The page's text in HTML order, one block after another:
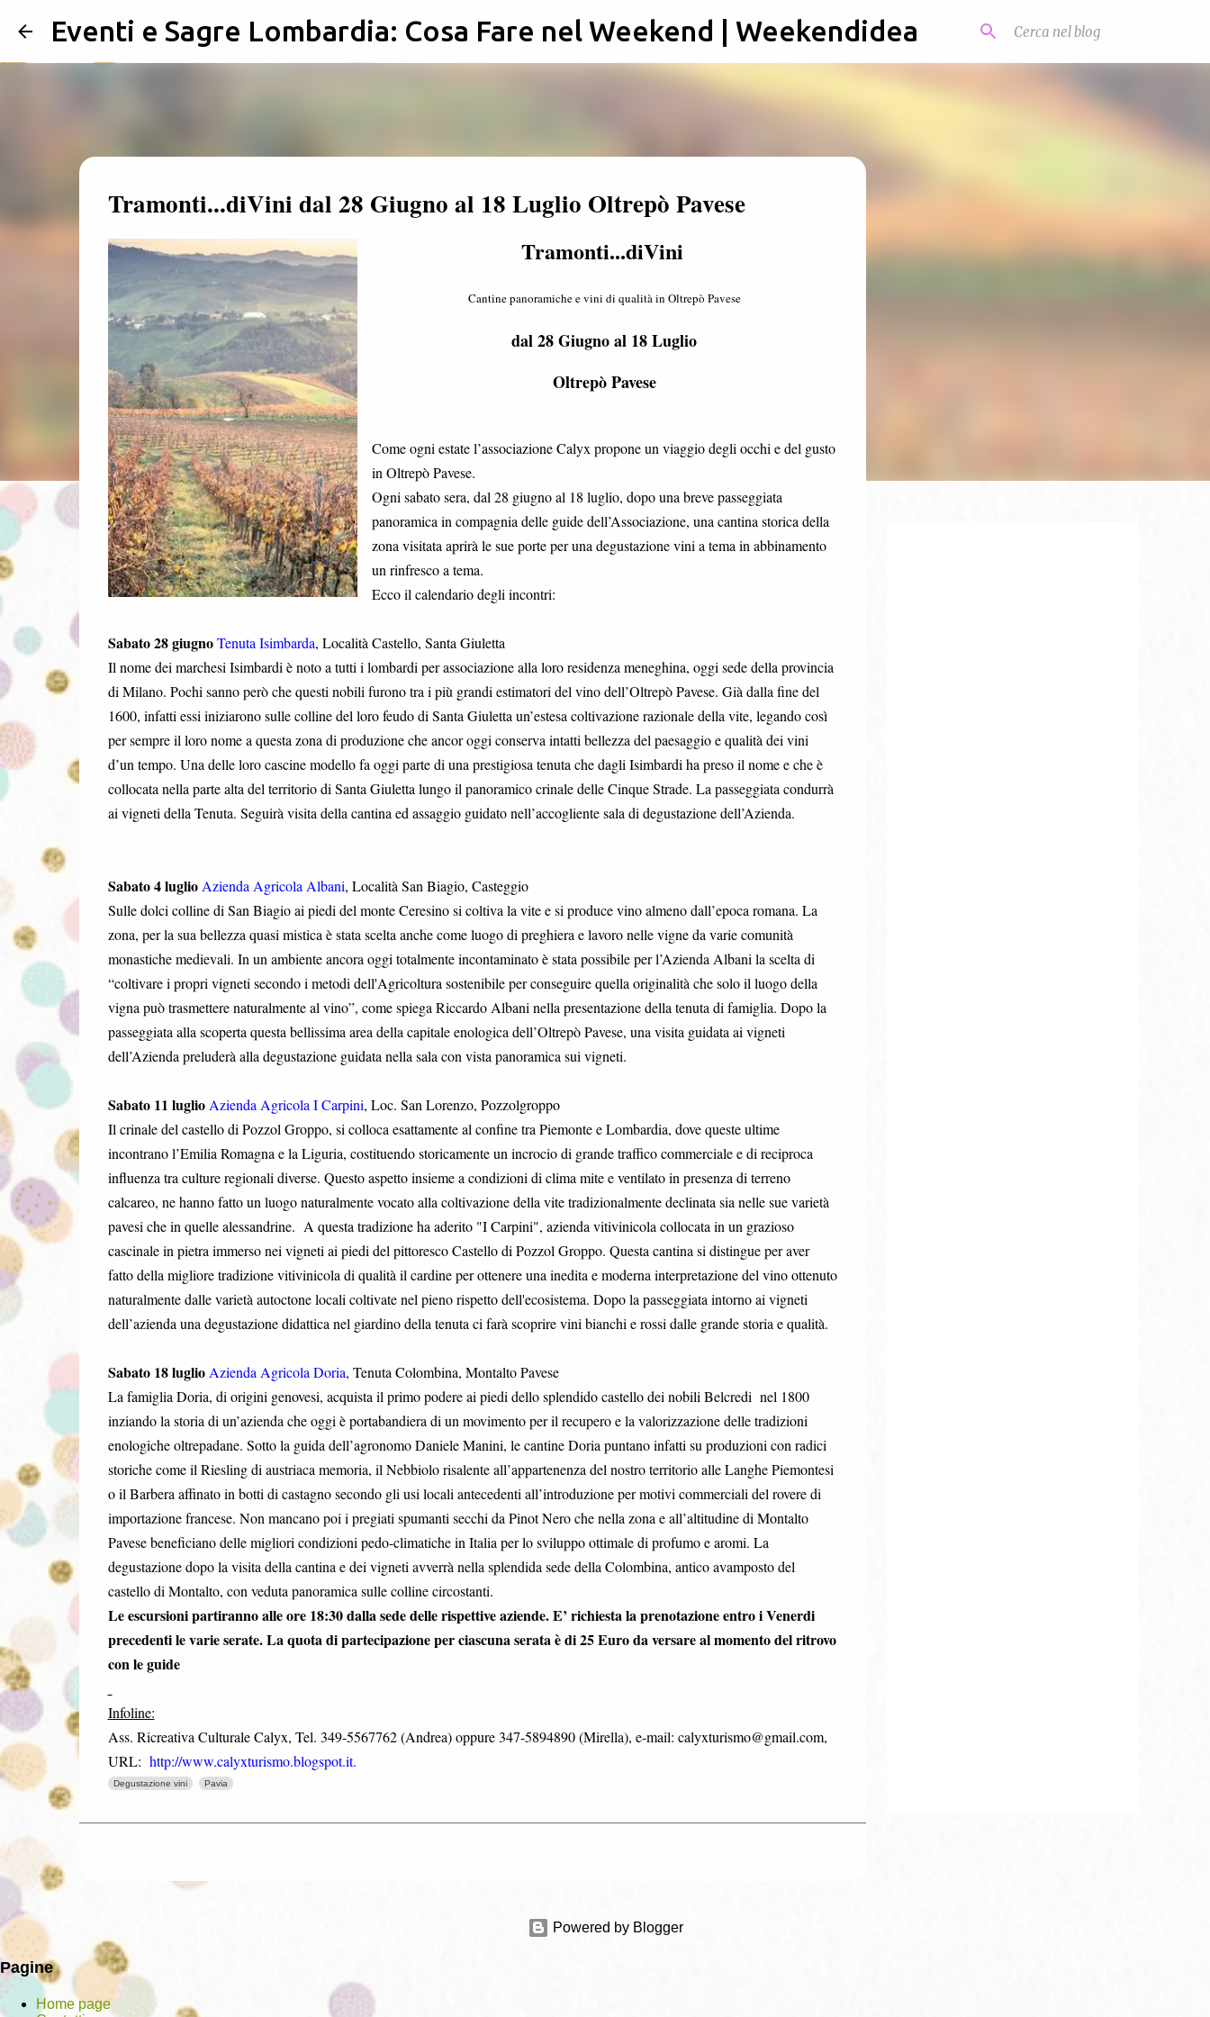
Passa ai contenuti principali
Eventi e Sagre Lombardia: Cosa Fare nel Weekend | Weekendidea
Tramonti...diVini dal 28 Giugno al 18 Luglio Oltrepò Pavese
Tramonti...diVini
Cantine panoramiche e vini di qualità in Oltrepò Pavese
dal 28 Giugno al 18 Luglio
Oltrepò Pavese
Come ogni estate l’associazione Calyx propone un viaggio degli occhi e del gusto
in Oltrepò Pavese.
Ogni sabato sera, dal 28 giugno al 18 luglio, dopo una breve passeggiata
panoramica in compagnia delle guide dell’Associazione, una cantina storica della
zona visitata aprirà le sue porte per una degustazione vini a tema in abbinamento
un rinfresco a tema.
Ecco il calendario degli incontri:
Sabato 28 giugnoTenuta Isimbarda, Località Castello, Santa Giuletta
Il nome dei marchesi Isimbardi è noto a tutti i lombardi per associazione alla loro residenza meneghina, oggi sede della provincia
di Milano. Pochi sanno però che questi nobili furono tra i più grandi estimatori del vino dell’Oltrepò Pavese. Già dalla fine del
1600, infatti essi iniziarono sulle colline del loro feudo di Santa Giuletta un’estesa coltivazione razionale della vite, legando così
per sempre il loro nome a questa zona di produzione che ancor oggi conserva intatti bellezza del paesaggio e qualità dei vini
d’un tempo. Una delle loro cascine modello fa oggi parte di una prestigiosa tenuta che dagli Isimbardi ha preso il nome e che è
collocata nella parte alta del territorio di Santa Giuletta lungo il panoramico crinale delle Cinque Strade. La passeggiata condurrà
ai vigneti della Tenuta. Seguirà visita della cantina ed assaggio guidato nell’accogliente sala di degustazione dell’Azienda.
Sabato 4 luglio Azienda Agricola Albani, Località San Biagio, Casteggio
Sulle dolci colline di San Biagio ai piedi del monte Ceresino si coltiva la vite e si produce vino almeno dall’epoca romana. La
zona, per la sua bellezza quasi mistica è stata scelta anche come luogo di preghiera e lavoro nelle vigne da varie comunità
monastiche medievali. In un ambiente ancora oggi totalmente incontaminato è stata possibile per l’Azienda Albani la scelta di
“coltivare i propri vigneti secondo i metodi dell'Agricoltura sostenibile per conseguire quella originalità che solo il luogo della
vigna può trasmettere naturalmente al vino”, come spiega Riccardo Albani nella presentazione della tenuta di famiglia. Dopo la
passeggiata alla scoperta questa bellissima area della capitale enologica dell’Oltrepò Pavese, una visita guidata ai vigneti
dell’Azienda preluderà alla degustazione guidata nella sala con vista panoramica sui vigneti.
Sabato 11 luglio Azienda Agricola I Carpini, Loc. San Lorenzo, Pozzolgroppo
Il crinale del castello di Pozzol Groppo, si colloca esattamente al confine tra Piemonte e Lombardia, dove queste ultime
incontrano l’Emilia Romagna e la Liguria, costituendo storicamente un incrocio di grande traffico commerciale e di reciproca
influenza tra culture regionali diverse. Questo aspetto insieme a condizioni di clima mite e ventilato in presenza di terreno
calcareo, ne hanno fatto un luogo naturalmente vocato alla coltivazione della vite tradizionalmente declinata sia nelle sue varietà
pavesi che in quelle alessandrine. A questa tradizione ha aderito "I Carpini", azienda vitivinicola collocata in un grazioso
cascinale in pietra immerso nei vigneti ai piedi del pittoresco Castello di Pozzol Groppo. Questa cantina si distingue per aver
fatto della migliore tradizione vitivinicola di qualità il cardine per ottenere una inedita e moderna interpretazione del vino ottenuto
naturalmente dalle varietà autoctone locali coltivate nel pieno rispetto dell'ecosistema. Dopo la passeggiata intorno ai vigneti
dell’azienda una degustazione didattica nel giardino della tenuta ci farà scoprire vini bianchi e rossi dalle grande storia e qualità.
Sabato 18 luglio Azienda Agricola Doria, Tenuta Colombina, Montalto Pavese
La famiglia Doria, di origini genovesi, acquista il primo podere ai piedi dello splendido castello dei nobili Belcredi nel 1800
inziando la storia di un’azienda che oggi è portabandiera di un movimento per il recupero e la valorizzazione delle tradizioni
enologiche oltrepadane. Sotto la guida dell’agronomo Daniele Manini, le cantine Doria puntano infatti su produzioni con radici
storiche come il Riesling di austriaca memoria, il Nebbiolo risalente all’appartenenza del nostro territorio alle Langhe Piemontesi
o il Barbera affinato in botti di castagno secondo gli usi locali antecedenti all’introduzione per motivi commerciali del rovere di
importazione francese. Non mancano poi i pregiati spumanti secchi da Pinot Nero che nella zona e all’altitudine di Montalto
Pavese beneficiano delle migliori condizioni pedo-climatiche in Italia per lo sviluppo ottimale di profumo e aromi. La
degustazione dopo la visita della cantina e dei vigneti avverrà nella splendida sede della Colombina, antico avamposto del
castello di Montalto, con veduta panoramica sulle colline circostanti.
Le escursioni partiranno alle ore 18:30 dalla sede delle rispettive aziende. E’ richiesta la prenotazione entro i Venerdi
precedenti le varie serate. La quota di partecipazione per ciascuna serata è di 25 Euro da versare al momento del ritrovo
con le guide
Infoline:
Ass. Ricreativa Culturale Calyx, Tel. 349-5567762 (Andrea) oppure 347-5894890 (Mirella), e-mail: calyxturismo@gmail.com,
URL: http://www.calyxturismo.blogspot.it.
Degustazione vini Pavia
Powered by Blogger
Pagine
Home page